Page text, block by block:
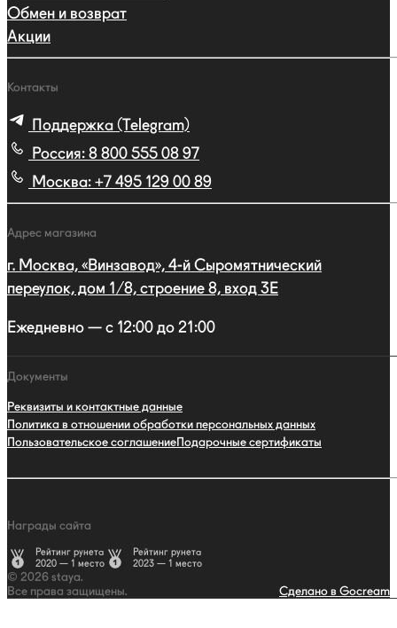
Обмен и возврат
Акции
Контакты
Поддержка (Telegram)
Россия: 8 800 555 08 97
Москва: +7 495 129 00 89
Адрес магазина
г. Москва, «Винзавод», 4-й Сыромятнический
переулок, дом 1/8, строение 8, вход 3E
Ежедневно — с 12:00 до 21:00
Документы
Реквизиты и контактные данные
Политика в отношении обработки персональных данных
Пользовательское соглашениеПодарочные сертификаты
Награды сайта
Рейтинг рунета
2020 — 1 место
Рейтинг рунета
2023 — 1 место
© 2026 staya.
Все права защищены.
Сделано в Gocream